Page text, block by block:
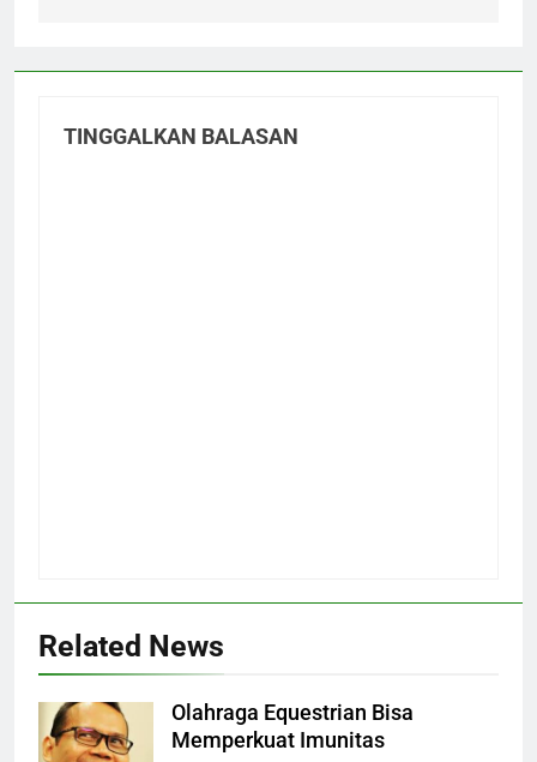
TINGGALKAN BALASAN
Related News
Olahraga Equestrian Bisa
Memperkuat Imunitas